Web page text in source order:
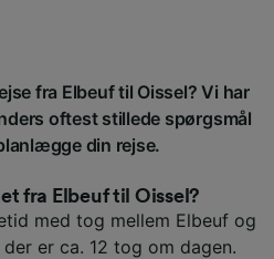
fra Elbeuf til Oissel? Vi har
oftest stillede spørgsmål
din rejse.
fra Elbeuf til Oissel?
med tog mellem Elbeuf og
er ca. 12 tog om dagen.